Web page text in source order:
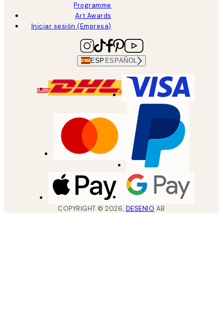
Programme
Art Awards
Iniciar sesión (Empresa)
ESP ESPAÑOL
COPYRIGHT ©2026, DESENIO AB